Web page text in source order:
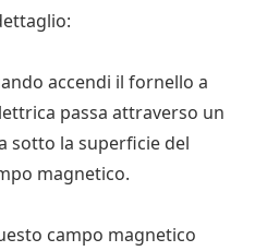
accendi il fornello a
passa attraverso un
sotto la superficie del
magnetico.
campo magnetico